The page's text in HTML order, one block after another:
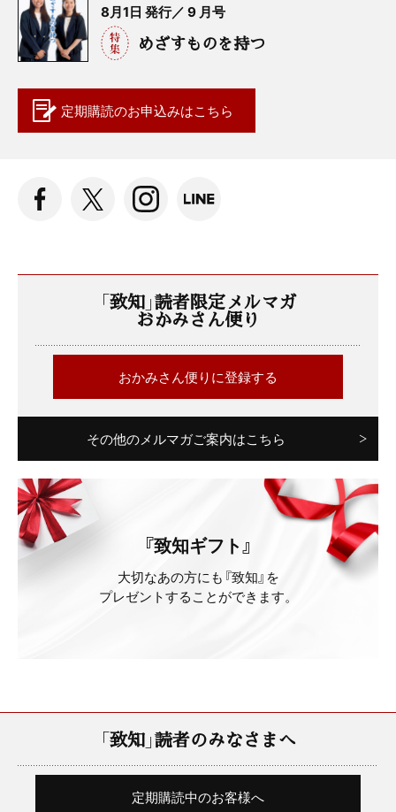
8月1日 発行／ 9 月号
めざすものを持つ
定期購読のお申込みはこちら
「致知」読者限定メルマガ
おかみさん便り
おかみさん便りに登録する
その他のメルマガご案内はこちら
『致知ギフト』
大切なあの方にも『致知』を
プレゼントすることができます。
「致知」読者のみなさまへ
定期購読中のお客様へ